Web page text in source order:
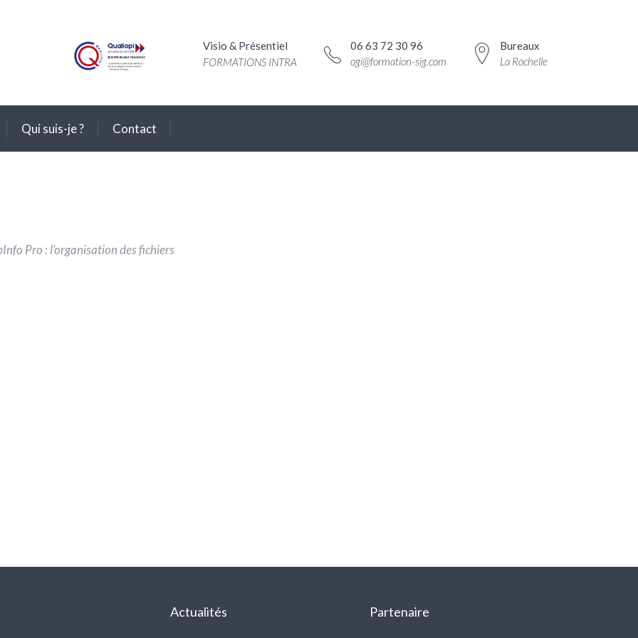
Bureaux
La Rochelle
06 63 72 30 96
ogi@formation-sig.com
Visio & Présentiel
FORMATIONS INTRA
Qui suis-je ? Contact
Pro : l’organisation des fichiers
Actualités Partenaire